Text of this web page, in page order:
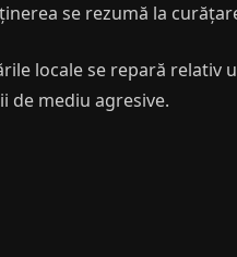
se rezumă la
locale se repară relativ
de mediu agresive.